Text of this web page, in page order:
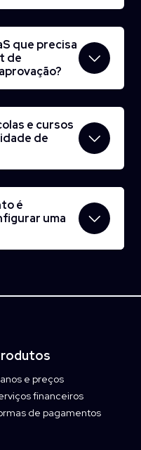
que precisa
de
e cursos
de
é
uma
e preços
financeiros
de pagamentos